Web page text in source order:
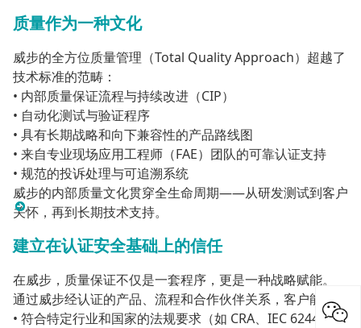
质量作为一种文化
威步的全方位质量管理（Total Quality Approach）超越了
技术标准的范畴：
• 内部质量保证流程与持续改进（CIP）
• 自动化测试与验证程序
• 具有长期战略和向下兼容性的产品路线图
• 来自专业现场应用工程师（FAE）团队的可靠认证支持
• 规范的投诉处理与可追溯系统
威步的内部质量文化贯穿全生命周期——从研发测试到客户
关怀，再到长期技术支持。
建立在认证安全基础上的信任
在威步，质量保证不仅是一套程序，更是一种战略赋能。
通过威步经认证的产品、流程和合作伙伴关系，客户能够：
• 符合特定行业和国家的法规要求（如 CRA、IEC 62443、